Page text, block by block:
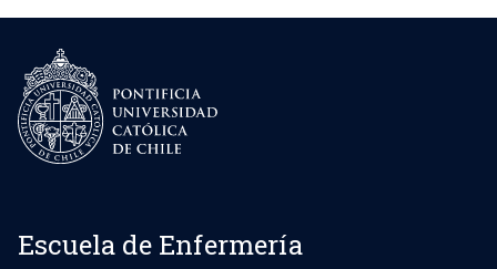
Escuela de Enfermería